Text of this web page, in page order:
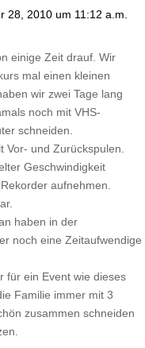
28, 2010 um 11:12 a.m.
einige Zeit drauf. Wir
mal einen kleinen
wir zwei Tage lang
noch mit VHS-
schneiden.
Vor- und Zurückspulen.
Geschwindigkeit
aufnehmen.
haben in der
noch eine Zeitaufwendige
für ein Event wie dieses
Familie immer mit 3
zusammen schneiden